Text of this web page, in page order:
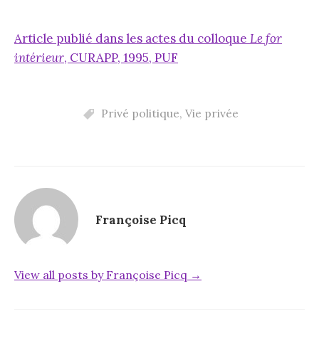
Article publié dans les actes du colloque Le for
intérieur, CURAPP, 1995, PUF
Privé politique, Vie privée
Françoise Picq
View all posts by Françoise Picq →